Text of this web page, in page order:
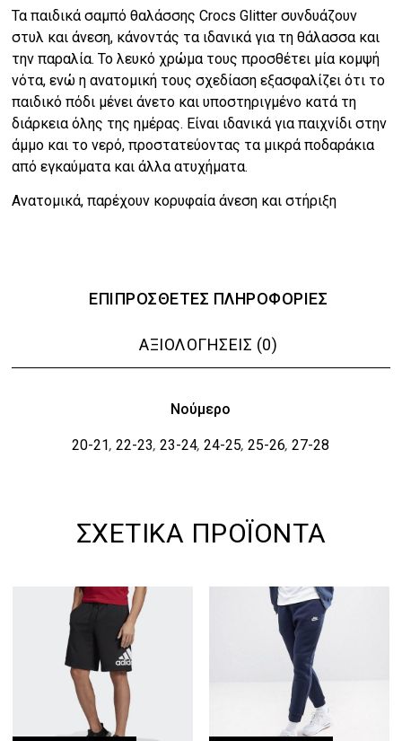
€44.00.
είναι:
€35.20.
Τα παιδικά σαμπό θαλάσσης Crocs Glitter συνδυάζουν
στυλ και άνεση, κάνοντάς τα ιδανικά για τη θάλασσα και
την παραλία. Το λευκό χρώμα τους προσθέτει μία κομψή
νότα, ενώ η ανατομική τους σχεδίαση εξασφαλίζει ότι το
παιδικό πόδι μένει άνετο και υποστηριγμένο κατά τη
διάρκεια όλης της ημέρας. Είναι ιδανικά για παιχνίδι στην
άμμο και το νερό, προστατεύοντας τα μικρά ποδαράκια
από εγκαύματα και άλλα ατυχήματα.
Ανατομικά, παρέχουν κορυφαία άνεση και στήριξη
ΕΠΙΠΡΌΣΘΕΤΕΣ ΠΛΗΡΟΦΟΡΊΕΣ
ΑΞΙΟΛΟΓΉΣΕΙΣ (0)
Νούμερο
20-21,22-23,23-24,24-25,25-26,27-28
ΣΧΕΤΙΚΆ ΠΡΟΪΌΝΤΑ